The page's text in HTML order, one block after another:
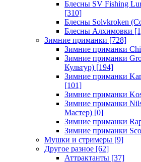
Блесны SV Fishing
[310]
Блесны Solvkroken
Блесны Алхимовки
Зимние приманки [728]
Зимние приманки
Зимние приманки
Культур) [194]
Зимние приманки
[101]
Зимние приманки
Зимние приманки
Мастер) [0]
Зимние приманки
Зимние приманки
Мушки и стримеры [9]
Другое разное [62]
Аттрактанты [37]